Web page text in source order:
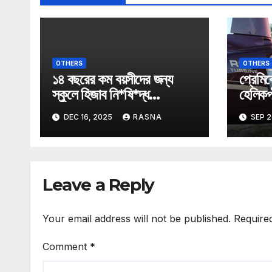
OTHERS
১৪ বছরের কম বয়সীদের জন্য
স্কুলে হিজাব নি*ষি*দ্ধ
অস্ট্রিয়ায়।
DEC 16, 2025 RASNA
OTHERS
তুললেন
SEP
Leave a Reply
Your email address will not be published.
Comment *